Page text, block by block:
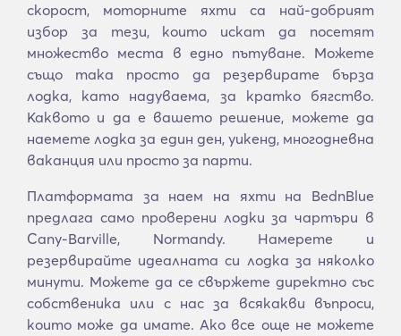
скорост, моторните яхти са най-добрият
избор за тези, които искат да посетят
множество места в едно пътуване. Можете
също така просто да резервирате бърза
лодка, като надуваема, за кратко бягство.
Каквото и да е вашето решение, можете да
наемете лодка за един ден, уикенд, многодневна
ваканция или просто за парти.
Платформата за наем на яхти на BednBlue
предлага само проверени лодки за чартъри в
Cany-Barville, Normandy. Намерете и
резервирайте идеалната си лодка за няколко
минути. Можете да се свържете директно със
собственика или с нас за всякакви въпроси,
които може да имате. Ако все още не можете